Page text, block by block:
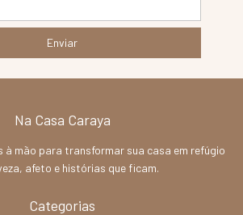
Na Casa Caraya
à mão para transformar sua casa em refúgio
afeto e histórias que ficam.
Categorias